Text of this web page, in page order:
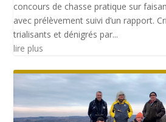
concours de chasse pratique sur
avec prélèvement suivi d’un rapport.
trialisants et dénigrés par...
lire plus